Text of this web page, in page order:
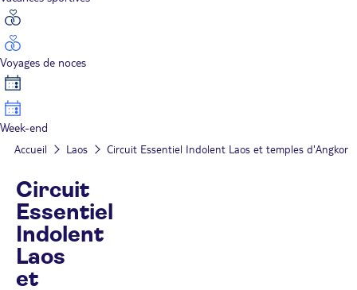
Voyages de noces
Week-end
Accueil Laos Circuit Essentiel Indolent Laos et temples d'Angkor
Circuit
Essentiel
Indolent
Laos
et